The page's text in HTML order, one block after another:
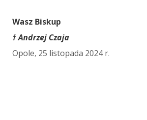
Wasz Biskup
† Andrzej Czaja
Opole, 25 listopada 2024 r.